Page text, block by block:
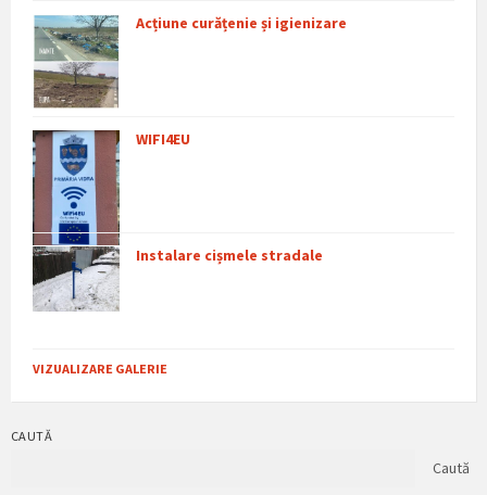
Acțiune curățenie și igienizare
WIFI4EU
Instalare cișmele stradale
VIZUALIZARE GALERIE
CAUTĂ
Caută